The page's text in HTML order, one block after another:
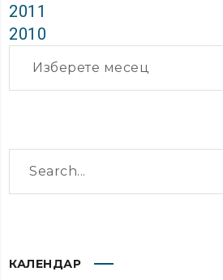
2011
2010
КАЛЕНДАР